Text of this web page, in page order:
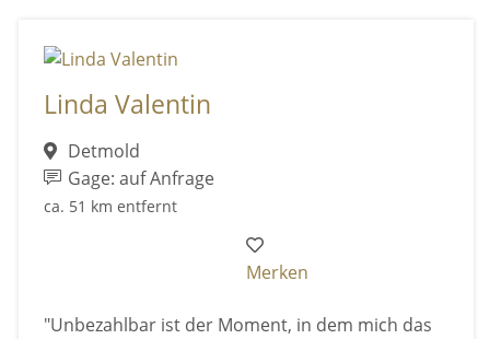
Linda Valentin
Detmold
Gage: auf Anfrage
ca. 51 km entfernt
Merken
"Unbezahlbar ist der Moment, in dem mich das